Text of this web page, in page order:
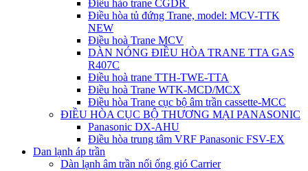
Điều hào trane CGDR
Điều hòa tủ đứng Trane, model: MCV-TTK
NEW
Điều hoà Trane MCV
DÀN NÓNG ĐIỀU HÒA TRANE TTA GAS
R407C
Điều hoà trane TTH-TWE-TTA
Điều hoà Trane WTK-MCD/MCX
Điều hòa Trane cục bộ âm trần cassette-MCC
ĐIỀU HÒA CỤC BỘ THƯƠNG MẠI PANASONIC
Panasonic DX-AHU
Điều hòa trung tâm VRF Panasonic FSV-EX
Dan lạnh áp trần
Dàn lạnh âm trần nối ống gió Carrier